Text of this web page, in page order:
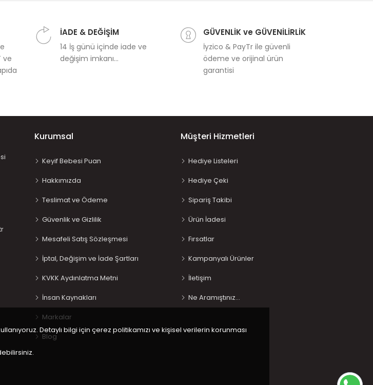
ve
İADE & DEĞİŞİM
14 İş günü içinde iade ve
değişim imkanı...
GÜVENLİK ve GÜVENİLİRLİK
İyzico & PayTr ile güvenli
ödeme ve orijinal ürün
garantisi
Kurumsal
Keyif Bebesi Puan
Hakkımızda
Teslimat ve Ödeme
Güvenlik ve Gizlilik
Mesafeli Satış Sözleşmesi
İptal, Değişim ve İade Şartları
KVKK Aydınlatma Metni
İnsan Kaynakları
Markalar
Blog
Müşteri Hizmetleri
Hediye Listeleri
Hediye Çeki
Sipariş Takibi
Ürün İadesi
Fırsatlar
Kampanyalı Ürünler
İletişim
Ne Aramıştınız…
Detaylı bilgi için çerez politikamızı ve kişisel verilerin korunması